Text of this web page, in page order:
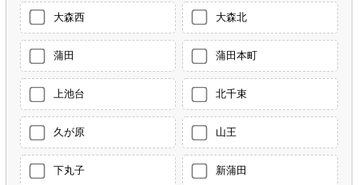
大森西 大森北
蒲田 蒲田本町
上池台 北千束
久が原 山王
下丸子 新蒲田